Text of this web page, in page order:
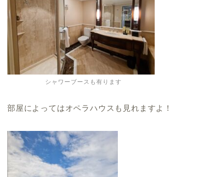
シャワーブースも有ります
部屋によってはオペラハウスも見れますよ！